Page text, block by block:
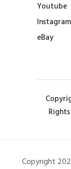
Youtube
Instagram
eBay
Copyright